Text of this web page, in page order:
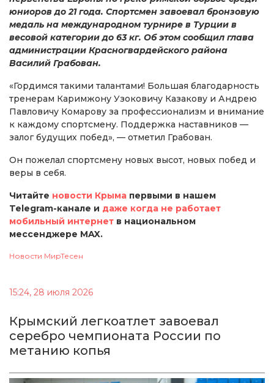
юниоров до 21 года. Спортсмен завоевал бронзовую
медаль на международном турнире в Турции в
весовой категории до 63 кг. Об этом сообщил глава
администрации Красногвардейского района
Василий Грабован.
«Гордимся такими талантами! Большая благодарность
тренерам Каримжону Узоковичу Казакову и Андрею
Павловичу Комарову за профессионализм и внимание
к каждому спортсмену. Поддержка наставников —
залог будущих побед», — отметил Грабован.
Он пожелал спортсмену новых высот, новых побед и
веры в себя.
Читайте новости Крыма первыми в нашем
Telegram-канале и даже когда не работает
мобильный интернет в национальном
мессенджере MAX.
Новости МирТесен
15:24, 28 июля 2026
Крымский легкоатлет завоевал
серебро чемпионата России по
метанию копья